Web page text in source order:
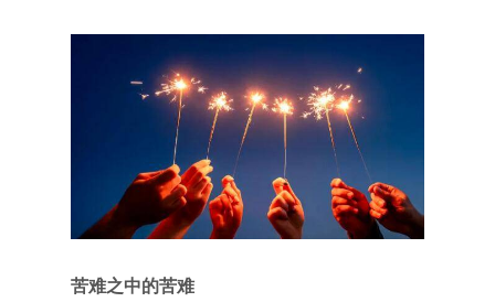
苦难之中的苦难